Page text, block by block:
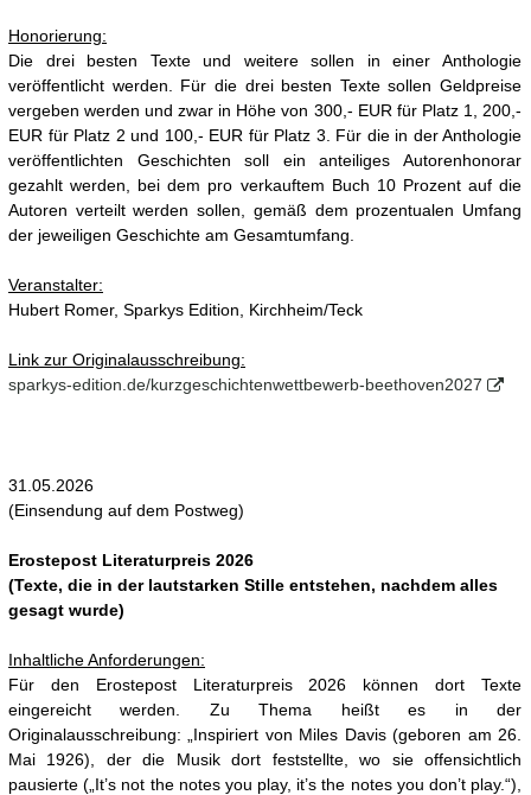
Honorierung:
Die drei besten Texte und weitere sollen in einer Anthologie
veröffentlicht werden. Für die drei besten Texte sollen Geldpreise
vergeben werden und zwar in Höhe von 300,- EUR für Platz 1, 200,-
EUR für Platz 2 und 100,- EUR für Platz 3. Für die in der Anthologie
veröffentlichten Geschichten soll ein anteiliges Autorenhonorar
gezahlt werden, bei dem pro verkauftem Buch 10 Prozent auf die
Autoren verteilt werden sollen, gemäß dem prozentualen Umfang
der jeweiligen Geschichte am Gesamtumfang.
Veranstalter:
Hubert Romer, Sparkys Edition, Kirchheim/Teck
Link zur Originalausschreibung:
sparkys-edition.de/kurzgeschichtenwettbewerb-beethoven2027
31.05.2026
(Einsendung auf dem Postweg)
Erostepost Literaturpreis 2026
(Texte, die in der lautstarken Stille entstehen, nachdem alles
gesagt wurde)
Inhaltliche Anforderungen:
Für den Erostepost Literaturpreis 2026 können dort Texte
eingereicht werden. Zu Thema heißt es in der
Originalausschreibung: „Inspiriert von Miles Davis (geboren am 26.
Mai 1926), der die Musik dort feststellte, wo sie offensichtlich
pausierte („It’s not the notes you play, it’s the notes you don’t play.“),